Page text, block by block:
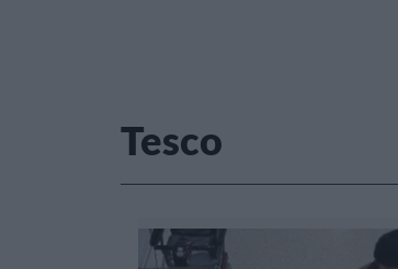
Tesco